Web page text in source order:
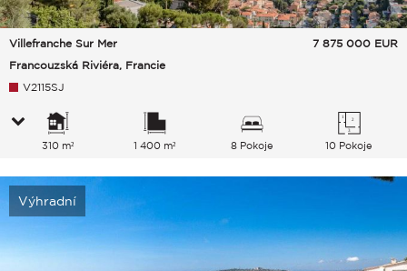
Villefranche Sur Mer
Francouzská Riviéra, Francie
7 875 000 EUR
V2115SJ
310 m² 1 400 m² 8 Pokoje 10 Pokoje
Výhradní